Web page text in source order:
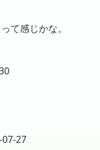
て感じかな。
27